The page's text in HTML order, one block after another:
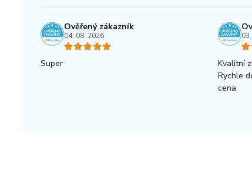
Ověřený zákazník
04. 08. 2026
Super
Kvalitní
Rychle
cena